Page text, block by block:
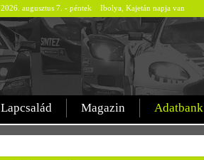
2026. augusztus 7. - péntek Ibolya, Kajetán napja van
Lapcsalád Magazin Adatbank